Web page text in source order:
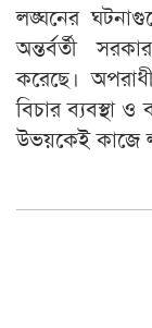
লঙ্ঘনের
অন্তর্বর্তী
করেছে।
বিচার ব্যবস্থা ও
উভয়কেই কাজে